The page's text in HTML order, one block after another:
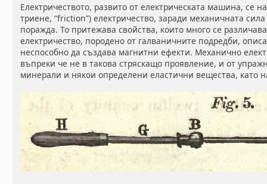
Електричеството, развито от електрическата машина, се
триене, “friction”) електричество, заради механичната
поражда. То притежава свойства, които много се
електричество, породено от галваничните подредби,
неспособно да създава магнитни ефекти. Механично
въпреки че не в такова стряскащо проявление, и от
минерали и някои определени еластични вещества, като